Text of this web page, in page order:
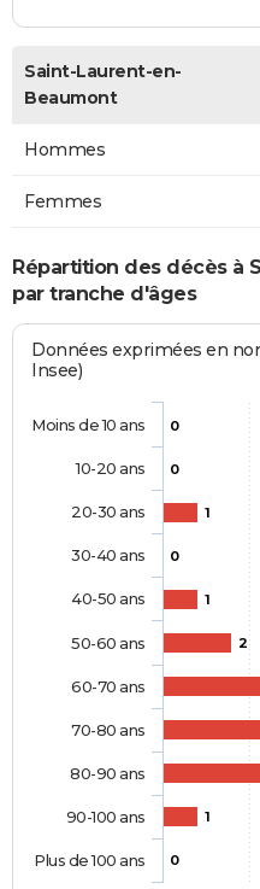
Saint-Laurent-en-
Beaumont
Hommes
Femmes
Répartition des décès à
par tranche d'âges
Données exprimées en
Insee)
0
0
1
0
1
2
1
0
Moins de 10 ans
10-20 ans
20-30 ans
30-40 ans
40-50 ans
50-60 ans
60-70 ans
70-80 ans
80-90 ans
90-100 ans
Plus de 100 ans